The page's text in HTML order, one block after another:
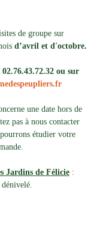
de groupe sur
d’avril et d'octobre.
ou sur
une date hors de
pas à nous contacter
étudier votre
Jardins de Félicie :